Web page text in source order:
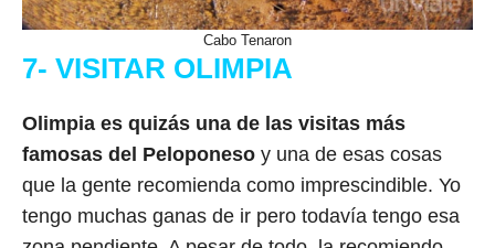
Cabo Tenaron
7- VISITAR OLIMPIA
Olimpia es quizás una de las visitas más
famosas del Peloponeso y una de esas cosas
que la gente recomienda como imprescindible. Yo
tengo muchas ganas de ir pero todavía tengo esa